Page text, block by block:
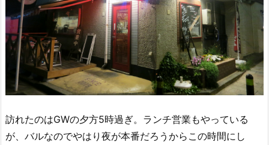
訪れたのはGWの夕方5時過ぎ。ランチ営業もやっている
が、バルなのでやはり夜が本番だろうからこの時間にし